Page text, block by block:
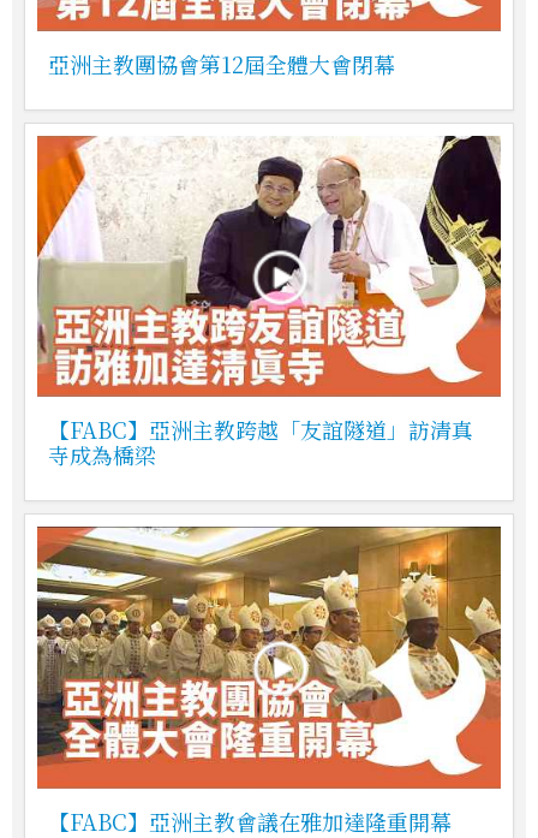
亞洲主教團協會第12屆全體大會閉幕
【FABC】亞洲主教跨越「友誼隧道」訪清真
寺成為橋梁
【FABC】亞洲主教會議在雅加達隆重開幕